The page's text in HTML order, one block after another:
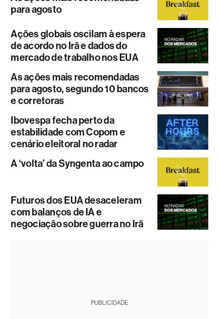
para agosto
Ações globais oscilam à espera
de acordo no Irã e dados do
mercado de trabalho nos EUA
As ações mais recomendadas
para agosto, segundo 10 bancos
e corretoras
Ibovespa fecha perto da
estabilidade com Copom e
cenário eleitoral no radar
A ‘volta’ da Syngenta ao campo
Futuros dos EUA desaceleram
com balanços de IA e
negociação sobre guerra no Irã
PUBLICIDADE